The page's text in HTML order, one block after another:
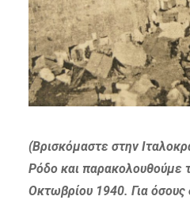
(Βρισκόμαστε στην
Ρόδο και παρακολουθούμε
Οκτωβρίου 1940. Για όσους